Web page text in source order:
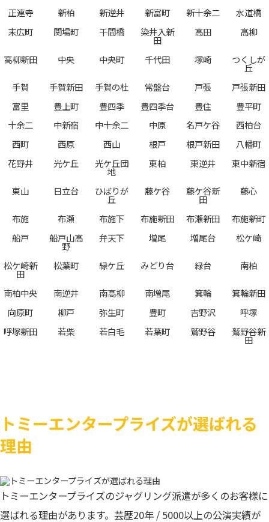
正連寺 新柏 新逆井 新富町 新十余二
水道橋
末広町
関場町 千間橋 染井入新
田
高田 高柳
高柳新田 中央 中央町 千代田 塚崎 つくしが
丘
手賀
手賀新田 手賀の杜 常盤台 戸張
戸張新田
富里
豊上町 豊四季 豊四季台 豊住
豊平町
十余二
中新宿 中十余二 中原 名戸ケ谷
西柏台
西町
西原 西山 根戸 根戸新田
八幡町
花野井
光ケ丘 光ケ丘団
地
東柏 東逆井 東中新宿
東山 日立台 ひばりが
丘
藤ケ谷 藤ケ谷新
田
藤心
布施 布瀬 布施下 布施新田 布瀬新田
布施新町
船戸
船戸山高
野
弁天下 増尾 増尾台 松ケ崎
松ケ崎新
田
松葉町 緑ケ丘 みどり台 緑台 南柏
南柏中央 南逆井 南高柳 南増尾 箕輪
箕輪新田
向原町
柳戸 弥生町 豊町 吉野沢
呼塚
呼塚新田
若柴 若白毛 若葉町 鷲野谷 鷲野谷新
田
トミーエンタープライズが選ばれる
理由
トミーエンタープライズのジャグリング派遣が多くのお客様に
選ばれる理由があります。芸歴20年 / 5000以上の公演実績が